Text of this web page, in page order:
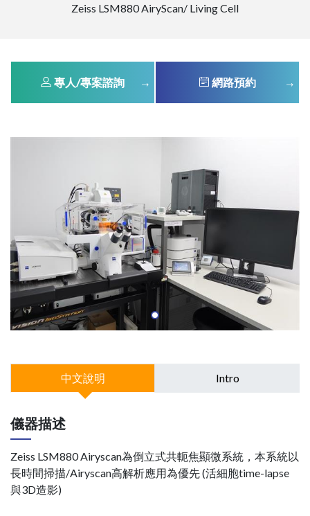
Zeiss LSM880 AiryScan/ Living Cell
專人/專案諮詢 網路預約
中文說明 Intro
儀器描述
Zeiss LSM880 Airyscan為倒立式共軛焦顯微系統，本系統以
長時間掃描/Airyscan高解析應用為優先 (活細胞time-lapse
與3D造影)